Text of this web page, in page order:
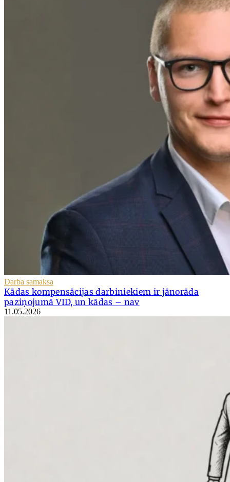
Darba samaksa
Kādas kompensācijas darbiniekiem ir jānorāda
paziņojumā VID, un kādas – nav
11.05.2026